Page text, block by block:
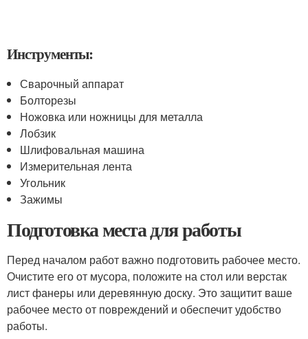
Инструменты:
Сварочный аппарат
Болторезы
Ножовка или ножницы для металла
Лобзик
Шлифовальная машина
Измерительная лента
Угольник
Зажимы
Подготовка места для работы
Перед началом работ важно подготовить рабочее место.
Очистите его от мусора, положите на стол или верстак
лист фанеры или деревянную доску. Это защитит ваше
рабочее место от повреждений и обеспечит удобство
работы.